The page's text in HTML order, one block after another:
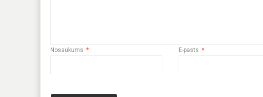
Nosaukums * E-pasts *